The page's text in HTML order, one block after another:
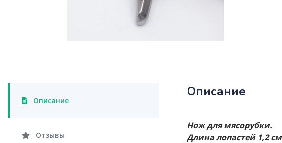
Описание
Отзывы
Описание
Нож для мясорубки.
Длина лопастей 1,2 см